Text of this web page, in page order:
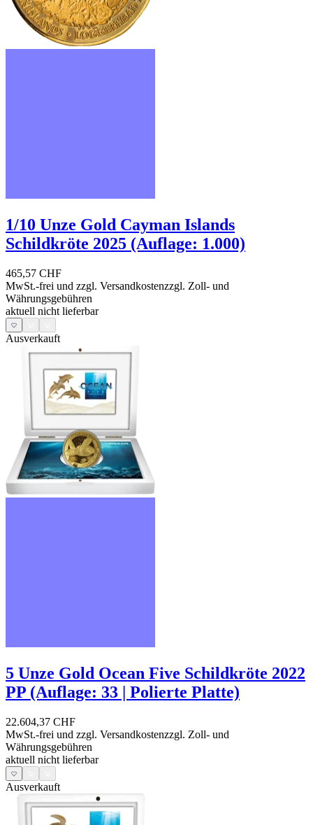
1/10 Unze Gold Cayman Islands
Schildkröte 2025 (Auflage: 1.000)
465,57 CHF
MwSt.-frei und zzgl. Versandkostenzzgl. Zoll- und
Währungsgebühren
aktuell nicht lieferbar
Ausverkauft
5 Unze Gold Ocean Five Schildkröte 2022
PP (Auflage: 33 | Polierte Platte)
22.604,37 CHF
MwSt.-frei und zzgl. Versandkostenzzgl. Zoll- und
Währungsgebühren
aktuell nicht lieferbar
Ausverkauft